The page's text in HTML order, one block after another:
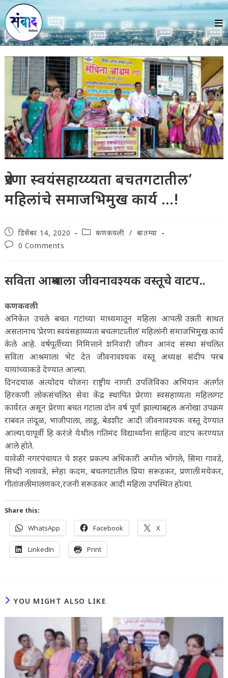
Skip
to
content
प्रेरणा स्वयंसहाय्य्यता बचतगटातील’
महिलांचे समाजभिमुख कार्य …!
Post
published:
डिसेंबर 14, 2020
Postकणकवली / बातम्या
Post0 Comments
सविता आश्रमाला जीवनावश्यक वस्तूचे वाटप..
कणकवली
अनिकेत उचले बचत गटांच्या माध्यमातून महिला आपली उन्नती साधत
असतानाच ‘प्रेरणा स्वयंसहाय्य्यता बचतगटातील’ महिलांनी समाजभिमुख कार्य
केले आहे. वर्षपूर्तीच्या निमित्ताने शनिवारी जीवन आनंद संस्था संचलित
सविता आश्रमाला भेट देत जीवनावश्यक वस्तू अध्यक्ष संदीप परब
यायांच्याकडे देण्यात आल्या.
दिनदयाळ अंत्योदय योजना राष्ट्रीय नागरी उपजिविका अभियान अंतर्गत
हिरकणी लोकसंचलित सेवा केंद्र स्थापित प्रेरणा स्वसहाय्यता महिलागट
कार्यरत असून प्रेरणा बचत गटाला दोन वर्ष पूर्ण झाल्याबद्दल अनोखा उपक्रम
राबवत तांदूळ, भाजीपाला, लाडू, बेडशीट आदी जीवनावश्यक वस्तू देण्यात
आल्या.यापूर्वी हि करंजे येथील गतिमंद विद्यार्थ्यांना साहित्य वाटप करण्यात
आले होते.
यावेळी नगरपंचायत चे शहर प्रकल्प अधिकारी अमोल भोगले, सिमा गावडे,
सिध्दी नलावडे, स्नेहा कदम, बचतगटातील प्रिया सरूडकर, प्रणाली मयेकर,
गीतांजली मालणकर,रजनी सरूडकर आदी महिला उपस्थित होत्या.
Share this:
WhatsApp Facebook X
LinkedIn Print
YOU MIGHT ALSO LIKE